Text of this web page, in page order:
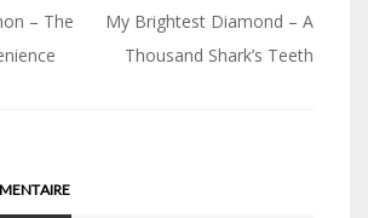
– The
My Brightest Diamond – A
Thousand Shark’s Teeth